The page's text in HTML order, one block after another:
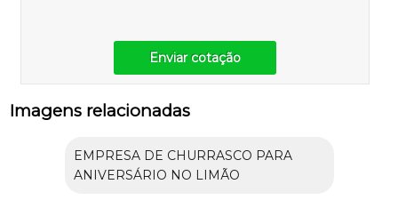
Enviar cotação
Imagens relacionadas
EMPRESA DE CHURRASCO PARA
ANIVERSÁRIO NO LIMÃO